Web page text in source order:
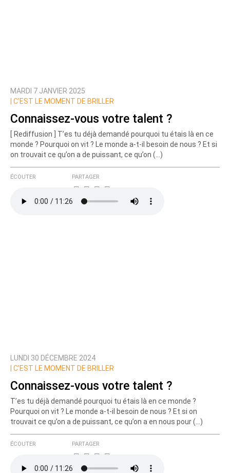
MARDI 7 JANVIER 2025
C’EST LE MOMENT DE BRILLER
Connaissez-vous votre talent ?
[ Rediffusion ] T’es tu déjà demandé pourquoi tu étais là en ce
monde ? Pourquoi on vit ? Le monde a-t-il besoin de nous ? Et si
on trouvait ce qu’on a de puissant, ce qu’on (…)
ÉCOUTER PARTAGER
LUNDI 30 DÉCEMBRE 2024
C’EST LE MOMENT DE BRILLER
Connaissez-vous votre talent ?
T’es tu déjà demandé pourquoi tu étais là en ce monde ?
Pourquoi on vit ? Le monde a-t-il besoin de nous ? Et si on
trouvait ce qu’on a de puissant, ce qu’on a en nous pour (…)
ÉCOUTER PARTAGER